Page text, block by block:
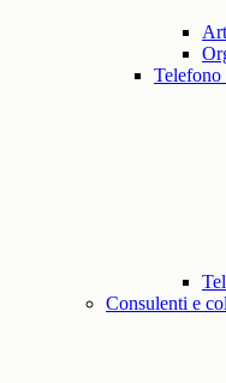
Telefono
Consulenti e